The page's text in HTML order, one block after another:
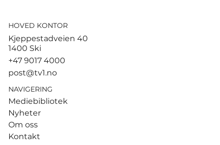
God start for de norske
Hamburg
HOVED KONTOR
Kjeppestadveien 40
1400 Ski
+47 9017 4000
post@tv1.no
NAVIGERING
Mediebibliotek
Nyheter
Om oss
Kontakt